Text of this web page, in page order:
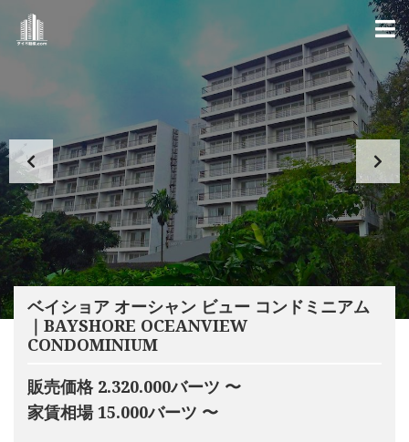
ベイショア オーシャン ビュー コンドミニアム
｜BAYSHORE OCEANVIEW
CONDOMINIUM
販売価格 2.320.000バーツ 〜
家賃相場 15.000バーツ 〜